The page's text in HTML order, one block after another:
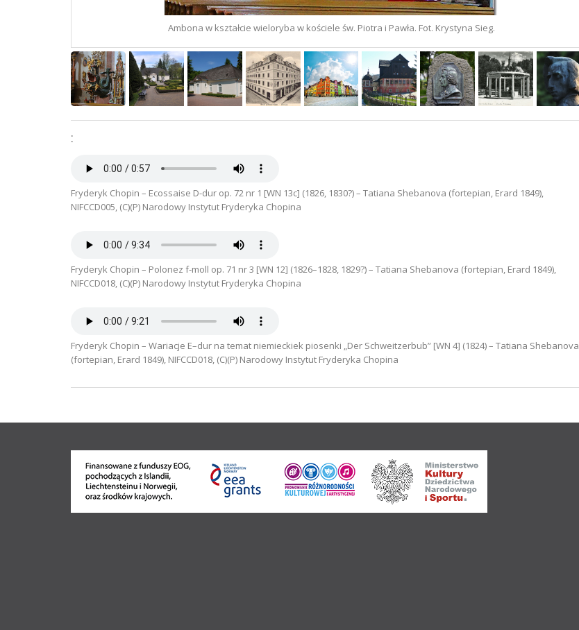
Ambona w kształcie wieloryba w kościele św. Piotra i Pawła. Fot. Krystyna Sieg.
:
Fryderyk Chopin – Ecossaise D-dur op. 72 nr 1 [WN 13c] (1826, 1830?) – Tatiana Shebanova (fortepian, Erard 1849),
NIFCCD005, (C)(P) Narodowy Instytut Fryderyka Chopina
Fryderyk Chopin – Polonez f-moll op. 71 nr 3 [WN 12] (1826–1828, 1829?) – Tatiana Shebanova (fortepian, Erard 1849),
NIFCCD018, (C)(P) Narodowy Instytut Fryderyka Chopina
Fryderyk Chopin – Wariacje E–dur na temat niemieckiek piosenki „Der Schweitzerbub” [WN 4] (1824) – Tatiana Shebanova
(fortepian, Erard 1849), NIFCCD018, (C)(P) Narodowy Instytut Fryderyka Chopina